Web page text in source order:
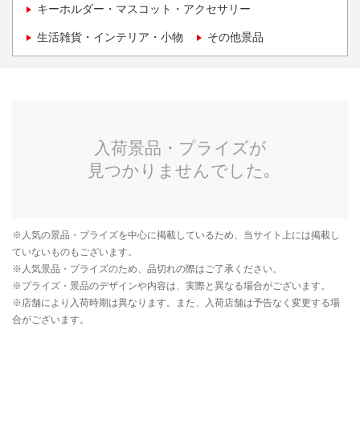
キーホルダー・マスコット・アクセサリー
生活雑貨・インテリア・小物 その他景品